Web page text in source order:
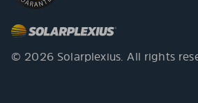
© 2026 Solarplexius. All rights